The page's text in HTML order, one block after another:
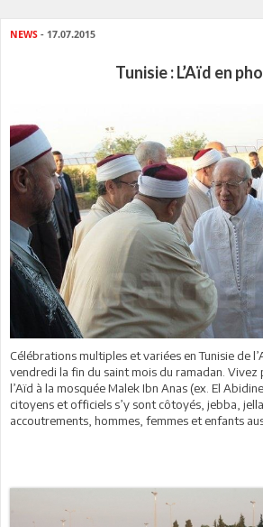
NEWS - 17.07.2015
Tunisie : L’Aïd en
Célébrations multiples et variées en Tunisie de
vendredi la fin du saint mois du ramadan.
l’Aïd à la mosquée Malek Ibn Anas (ex. El
citoyens et officiels s’y sont côtoyés, jebba,
accoutrements, hommes, femmes et enfants